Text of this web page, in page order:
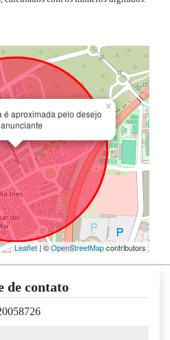
é aproximada pelo desejo
×
Leaflet| ©OpenStreetMapcontributors
de contato